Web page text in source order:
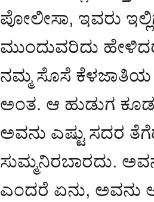
ಪೋಲೀಸಾ, ಇವರು
ಮುಂದುವರಿದು
ನಮ್ಮ ಸೊಸೆ
ಅಂತ. ಆ ಹುಡುಗ
ಅವನು ಎಷ್ಟು ಸದರ
ಸುಮ್ಮನಿರಬಾರದು.
ಎಂದರೆ ಏನು, ಅವನು